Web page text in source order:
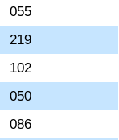
055
219
102
050
086